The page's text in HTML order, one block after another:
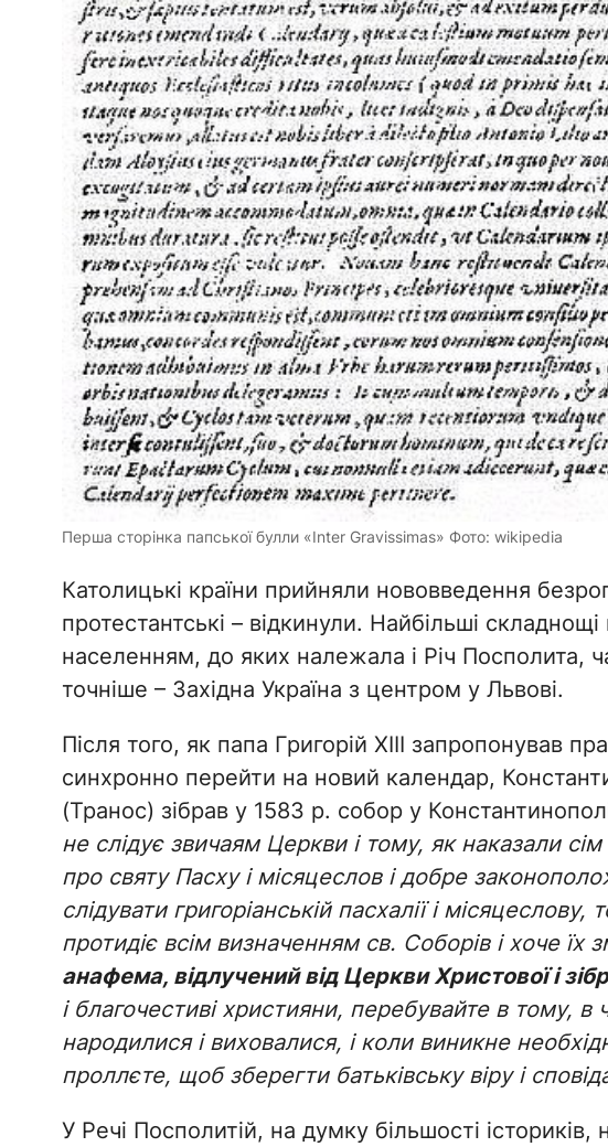
Перша сторінка папської булли «Inter Gravissimas» Фото: wikipedia
Католицькі країни прийняли нововведення
протестантські – відкинули. Найбільші
населенням, до яких належала і Річ Посполита,
точніше – Західна Україна з центром у Львові.
Після того, як папа Григорій XIII запропонував
синхронно перейти на новий календар,
(Транос) зібрав у 1583 р. собор у
не слідує звичаям Церкви і тому, як наказали
про святу Пасху і місяцеслов і добре
слідувати григоріанській пасхалії і
протидіє всім визначенням св. Соборів і хоче їх
анафема, відлучений від Церкви Христової і
і благочестиві християни, перебувайте в тому,
народилися і виховалися, і коли виникне
проллєте, щоб зберегти батьківську віру і
У Речі Посполитій, на думку більшості